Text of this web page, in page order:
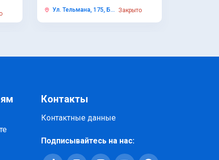
Ул. Тельмана, 175, Б... Закрыто
Контакты
Контактные данные
Подписывайтесь на нас: